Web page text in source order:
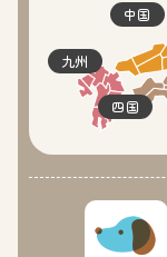
四国
中国
九州